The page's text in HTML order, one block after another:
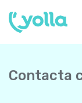
Contacta